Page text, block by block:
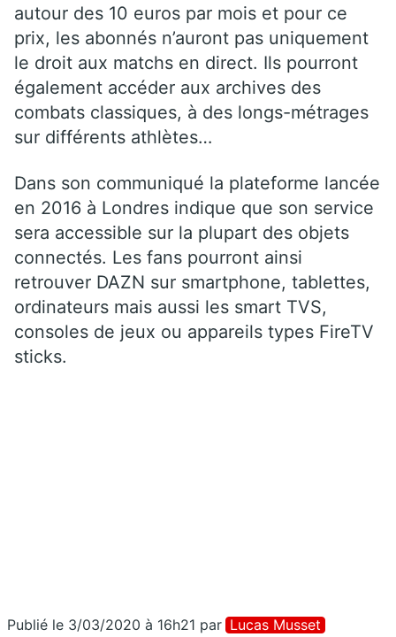
autour des 10 euros par mois et pour ce
prix, les abonnés n’auront pas uniquement
le droit aux matchs en direct. Ils pourront
également accéder aux archives des
combats classiques, à des longs-métrages
sur différents athlètes…
Dans son communiqué la plateforme lancée
en 2016 à Londres indique que son service
sera accessible sur la plupart des objets
connectés. Les fans pourront ainsi
retrouver DAZN sur smartphone, tablettes,
ordinateurs mais aussi les smart TVS,
consoles de jeux ou appareils types FireTV
sticks.
Publié le 3/03/2020 à 16h21 par Lucas Musset